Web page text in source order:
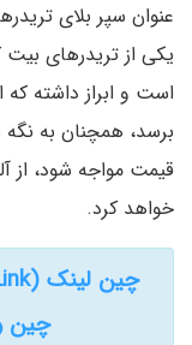
عنوان سپر بلای
یکی از تریدر‌های
برسد، همچنان به
قیمت مواجه شود، از
خواهد کرد.
چین